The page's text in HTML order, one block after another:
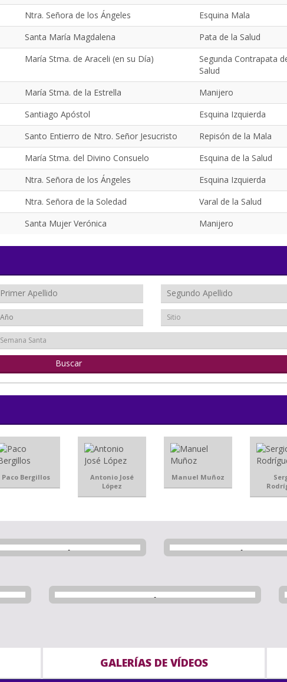
Ntra. Señora de los Ángeles
Esquina Mala
Santa María Magdalena
Pata de la Salud
María Stma. de Araceli (en su Día)
Segunda Contrapata
Salud
María Stma. de la Estrella
Manijero
Santiago Apóstol
Esquina Izquierda
Santo Entierro de Ntro. Señor Jesucristo
Repisón de la Mala
María Stma. del Divino Consuelo
Esquina de la Salud
Ntra. Señora de los Ángeles
Esquina Izquierda
Ntra. Señora de la Soledad
Varal de la Salud
Santa Mujer Verónica Manijero
Sitio
Semana Santa
Paco Bergillos
Antonio José
López
Manuel Muñoz
GALERÍAS DE VÍDEOS